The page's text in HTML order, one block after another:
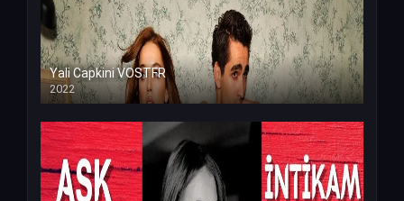
Yali Capkini VOSTFR
2022